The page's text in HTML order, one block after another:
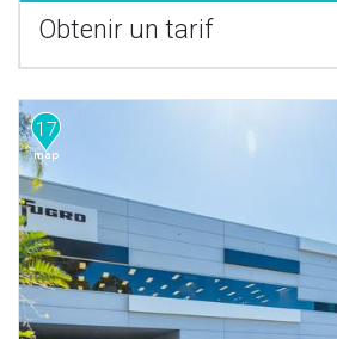
Obtenir un tarif
17